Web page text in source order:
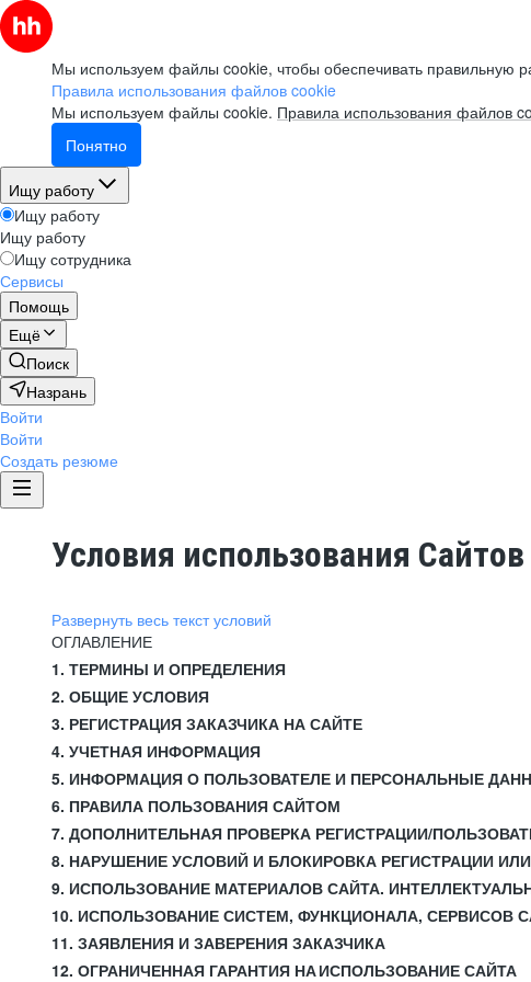
Мы используем файлы cookie, чтобы обеспечивать правильную
Правила использования файлов cookie
Мы используем файлы cookie. Правила использования файлов
Понятно
Ищу работу
Ищу работу
Ищу работу
Ищу сотрудника
Сервисы
Помощь
Ещё
Поиск
Назрань
Войти
Войти
Создать резюме
Условия использования Сайтов
Развернуть весь текст условий
ОГЛАВЛЕНИЕ
1. ТЕРМИНЫ И ОПРЕДЕЛЕНИЯ
2. ОБЩИЕ УСЛОВИЯ
3. РЕГИСТРАЦИЯ ЗАКАЗЧИКА НА САЙТЕ
4. УЧЕТНАЯ ИНФОРМАЦИЯ
5. ИНФОРМАЦИЯ О ПОЛЬЗОВАТЕЛЕ И ПЕРСОНАЛЬНЫЕ
6. ПРАВИЛА ПОЛЬЗОВАНИЯ САЙТОМ
7. ДОПОЛНИТЕЛЬНАЯ ПРОВЕРКА РЕГИСТРАЦИИ/
8. НАРУШЕНИЕ УСЛОВИЙ И БЛОКИРОВКА РЕГИСТРАЦИИ
9. ИСПОЛЬЗОВАНИЕ МАТЕРИАЛОВ САЙТА.
10. ИСПОЛЬЗОВАНИЕ СИСТЕМ, ФУНКЦИОНАЛА, СЕРВИСОВ
11. ЗАЯВЛЕНИЯ И ЗАВЕРЕНИЯ ЗАКАЗЧИКА
12. ОГРАНИЧЕННАЯ ГАРАНТИЯ НА ИСПОЛЬЗОВАНИЕ САЙТА